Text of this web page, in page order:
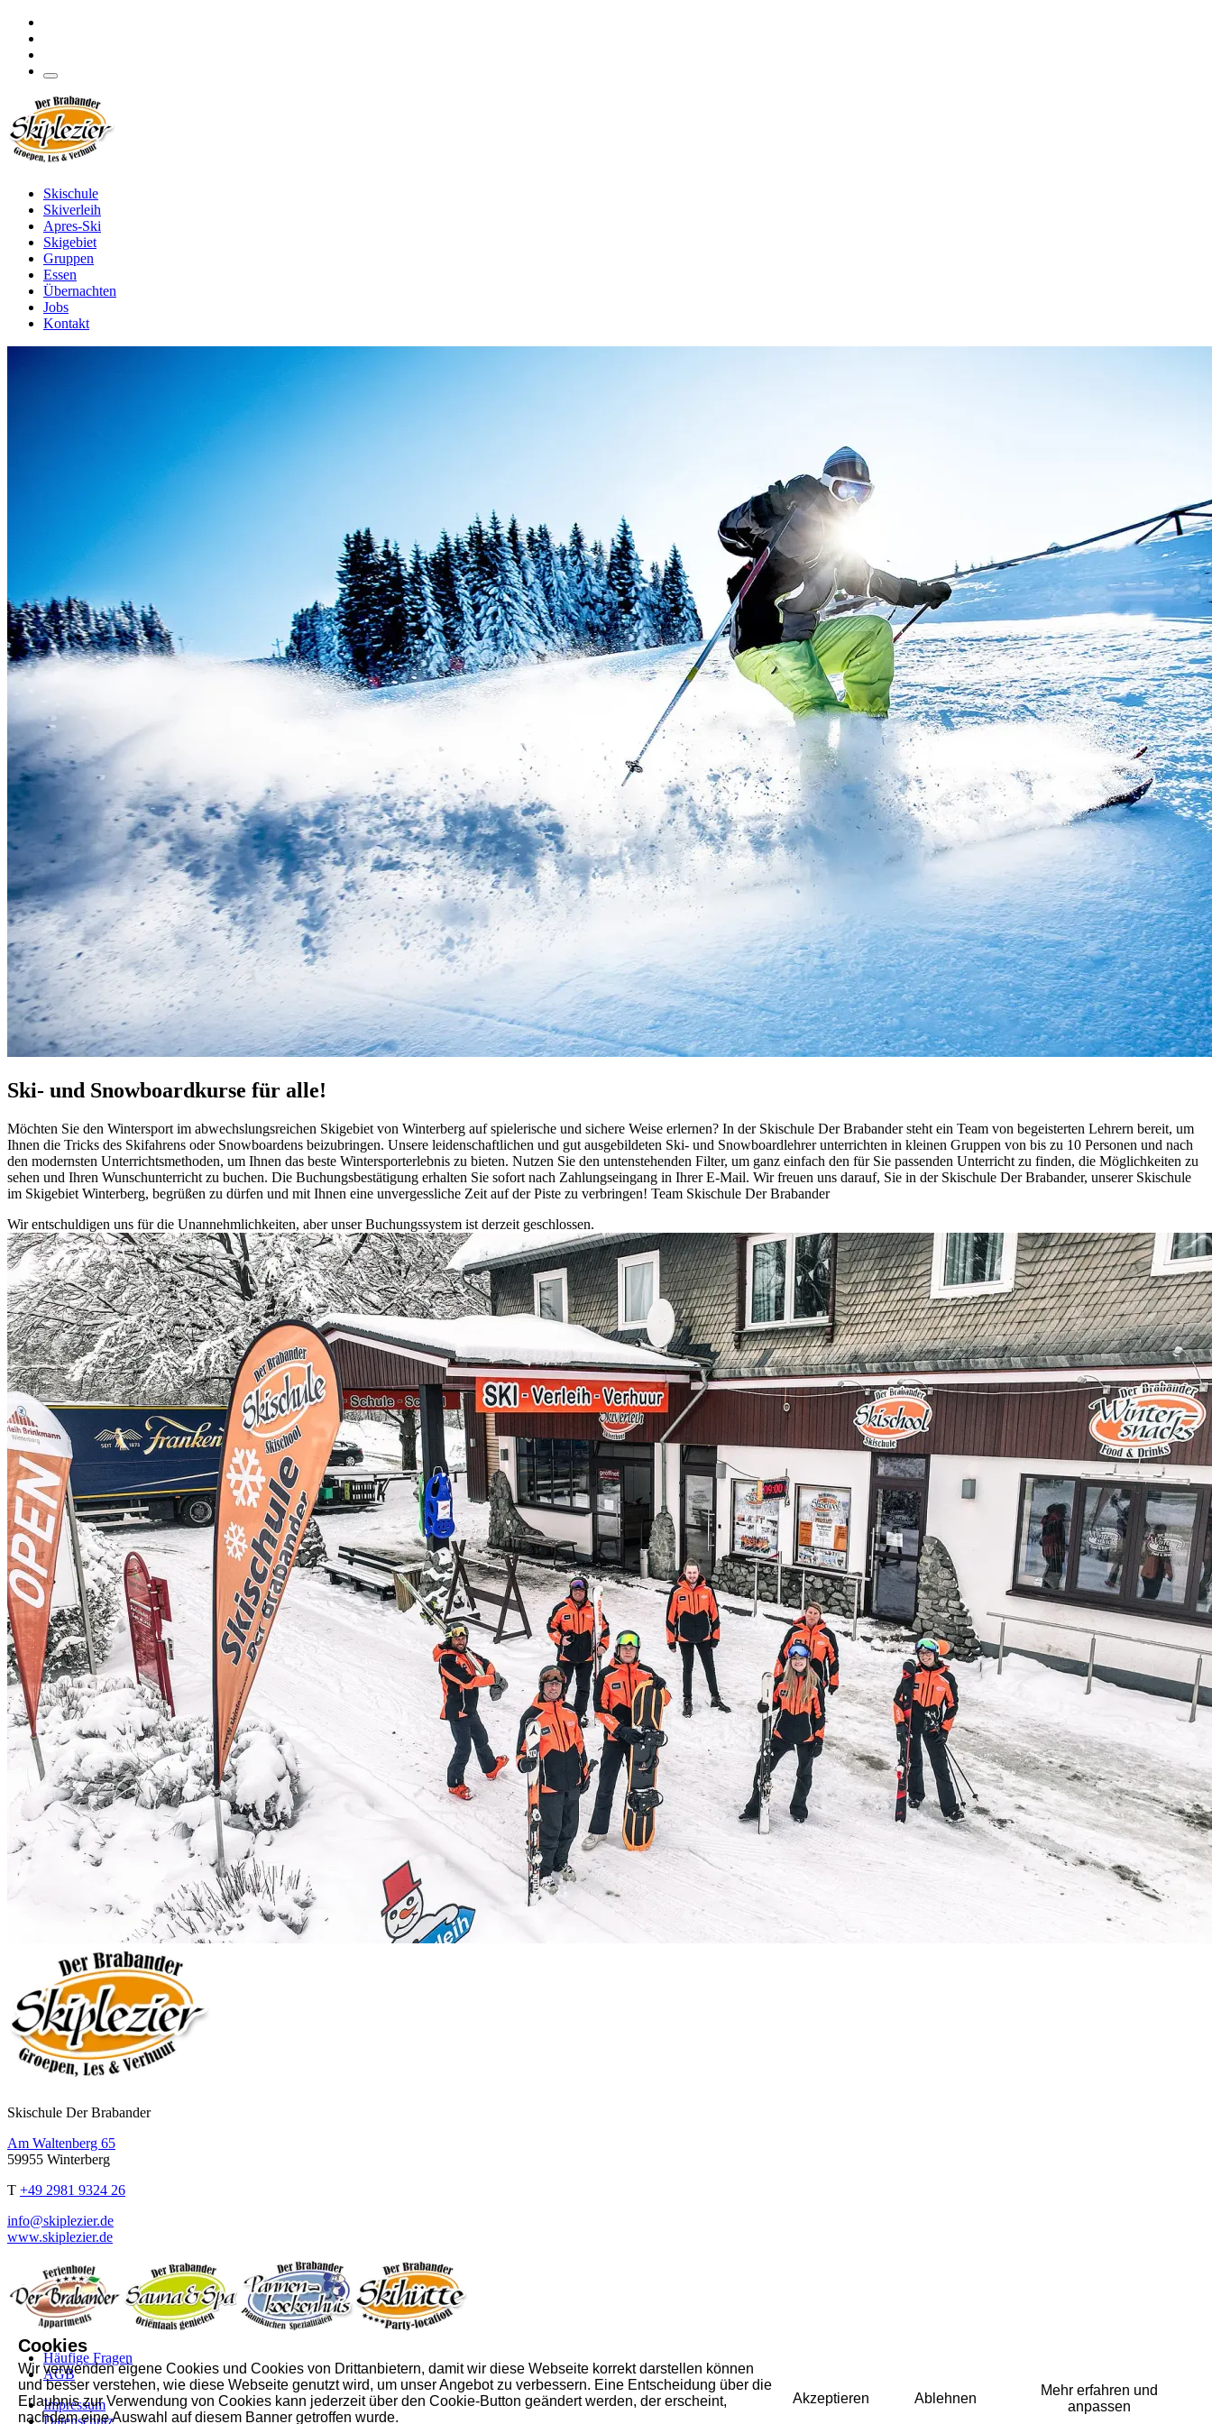
Skischule
Skiverleih
Apres-Ski
Skigebiet
Gruppen
Essen
Übernachten
Jobs
Kontakt
Ski- und Snowboardkurse für alle!
Möchten Sie den Wintersport im abwechslungsreichen Skigebiet von Winterberg auf spielerische und sichere Weise erlernen? In der Skischule Der Brabander steht ein Team von begeisterten Lehrern bereit, um
Ihnen die Tricks des Skifahrens oder Snowboardens beizubringen. Unsere leidenschaftlichen und gut ausgebildeten Ski- und Snowboardlehrer unterrichten in kleinen Gruppen von bis zu 10 Personen und nach
den modernsten Unterrichtsmethoden, um Ihnen das beste Wintersporterlebnis zu bieten. Nutzen Sie den untenstehenden Filter, um ganz einfach den für Sie passenden Unterricht zu finden, die Möglichkeiten zu
sehen und Ihren Wunschunterricht zu buchen. Die Buchungsbestätigung erhalten Sie sofort nach Zahlungseingang in Ihrer E-Mail. Wir freuen uns darauf, Sie in der Skischule Der Brabander, unserer Skischule
im Skigebiet Winterberg, begrüßen zu dürfen und mit Ihnen eine unvergessliche Zeit auf der Piste zu verbringen! Team Skischule Der Brabander
Wir entschuldigen uns für die Unannehmlichkeiten, aber unser Buchungssystem ist derzeit geschlossen.
Skischule Der Brabander
Am Waltenberg 65
59955 Winterberg
T +49 2981 9324 26
info@skiplezier.de
www.skiplezier.de
Häufige Fragen
AGB
Impressum
Datenschutz
Cookies
Wir verwenden eigene Cookies und Cookies von Drittanbietern, damit wir diese Webseite korrekt darstellen können
und besser verstehen, wie diese Webseite genutzt wird, um unser Angebot zu verbessern. Eine Entscheidung über die
Erlaubnis zur Verwendung von Cookies kann jederzeit über den Cookie-Button geändert werden, der erscheint,
nachdem eine Auswahl auf diesem Banner getroffen wurde.
Akzeptieren Ablehnen
Mehr erfahren und
anpassen